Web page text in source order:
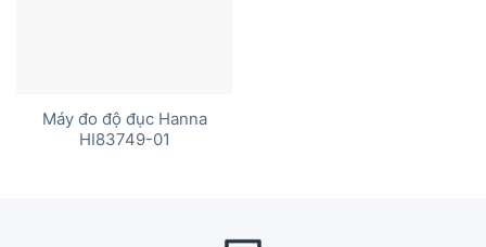
Máy đo độ đục Hanna
HI83749-01